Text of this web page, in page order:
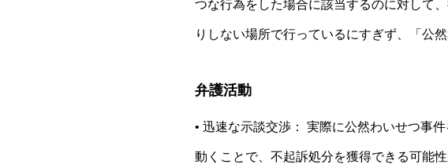
つな行為をした場合に該当するのに対して
りしない場所で行っているにすぎず、「公
弁護活動
• 迅速な示談交渉： 実際に公然わいせつ事
動くことで、不起訴処分を獲得できる可能